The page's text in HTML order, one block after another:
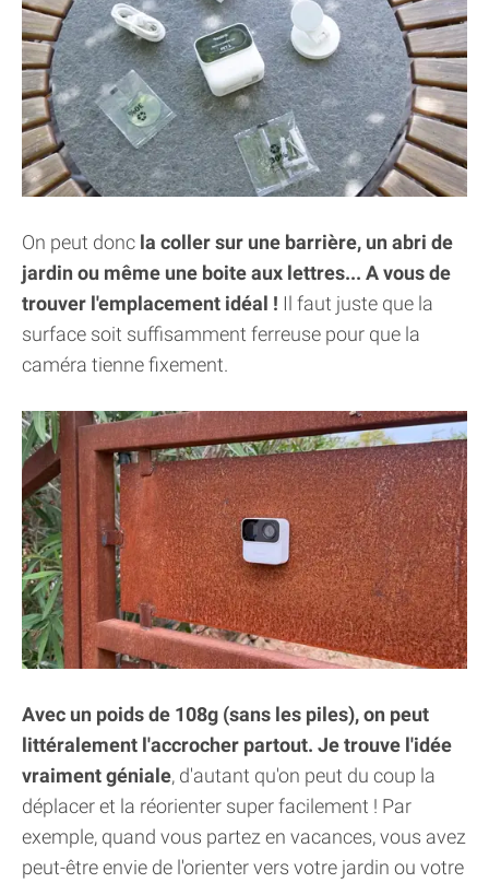
On peut donc la coller sur une barrière, un abri de
jardin ou même une boite aux lettres... A vous de
trouver l'emplacement idéal ! Il faut juste que la
surface soit suffisamment ferreuse pour que la
caméra tienne fixement.
Avec un poids de 108g (sans les piles), on peut
littéralement l'accrocher partout. Je trouve l'idée
vraiment géniale, d'autant qu'on peut du coup la
déplacer et la réorienter super facilement ! Par
exemple, quand vous partez en vacances, vous avez
peut-être envie de l'orienter vers votre jardin ou votre